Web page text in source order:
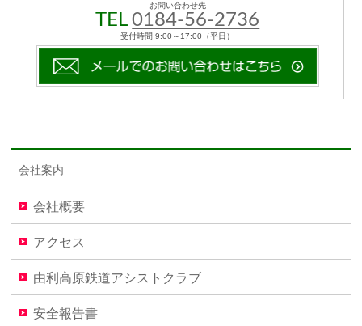
お問い合わせ先
TEL0184-56-2736
受付時間 9:00～17:00（平日）
会社案内
会社概要
アクセス
由利高原鉄道アシストクラブ
安全報告書